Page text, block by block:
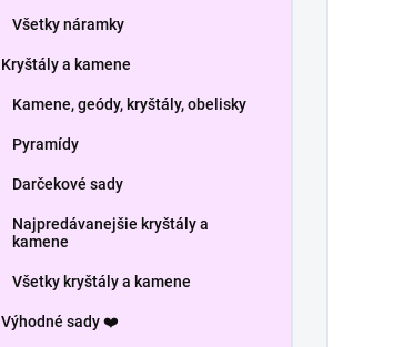
Všetky náramky
Kryštály a kamene
Kamene, geódy, kryštály, obelisky
Pyramídy
Darčekové sady
Najpredávanejšie kryštály a
kamene
Všetky kryštály a kamene
Výhodné sady ❤️